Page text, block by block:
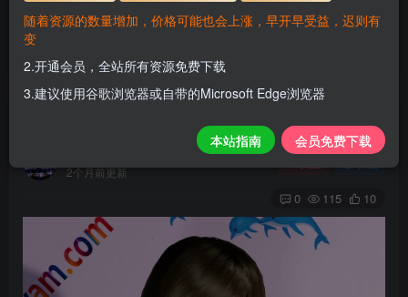
使用方法
解压后，放进文件夹AddonPackages即可，更多请看本
2个月前更新
0 115 10
随着资源的数量增加，价格可能也会上涨，早开早受益，迟则有
变
2.开通会员，全站所有资源免费下载
3.建议使用谷歌浏览器或自带的Microsoft Edge浏览器
本站指南 会员免费下载